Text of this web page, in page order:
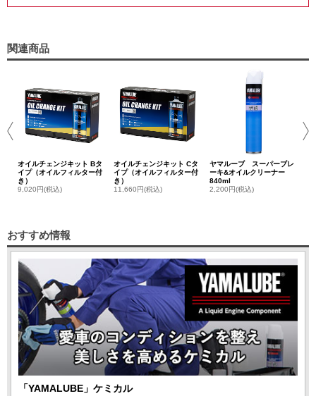
関連商品
オイルチェンジキット Bタ
イプ（オイルフィルター付
き）
9,020円(税込)
オイルチェンジキット Cタ
イプ（オイルフィルター付
き）
11,660円(税込)
ヤマルーブ スーパーブレ
ーキ&オイルクリーナー
840ml
2,200円(税込)
おすすめ情報
「YAMALUBE」ケミカル